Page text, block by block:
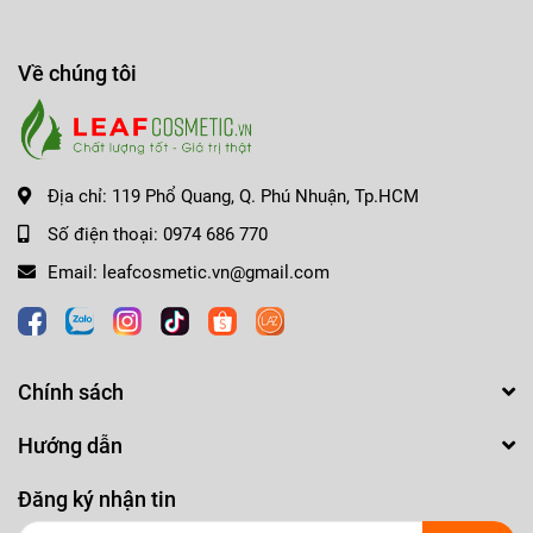
CHÚNG TÔI CAM KẾT HÀNG CHÍNH HÃNG
-------------------------------------------------------------------
𝗟𝗘𝗔𝗙 𝗖𝗢𝗦𝗠𝗘𝗧𝗜𝗖
☎️ Hotline: 0974.686.770 (Ms Nhung)
🎁 Fanpage: Leaf Cosmetic - THẾ GIỚI MỸ PHẨM CHÍNH
Card/JCB Online
Về chúng tôi
Địa chỉ: 119 Phổ Quang, Q. Phú Nhuận, Tp.HCM
Số điện thoại: 0974 686 770
Email: leafcosmetic.vn@gmail.com
Chính sách
Hướng dẫn
Đăng ký nhận tin